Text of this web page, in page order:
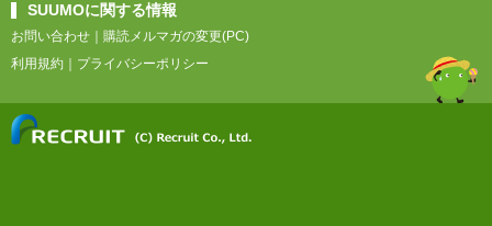
鹿児島
SUUMOに関する情報
お問い合わせ
購読メルマガの変更(PC)
利用規約
プライバシーポリシー